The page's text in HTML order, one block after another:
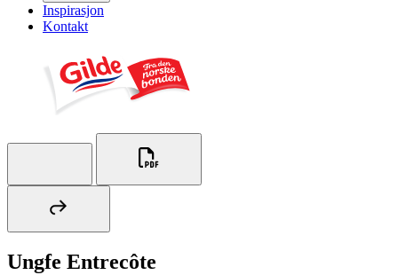
Inspirasjon
Kontakt
Ungfe Entrecôte